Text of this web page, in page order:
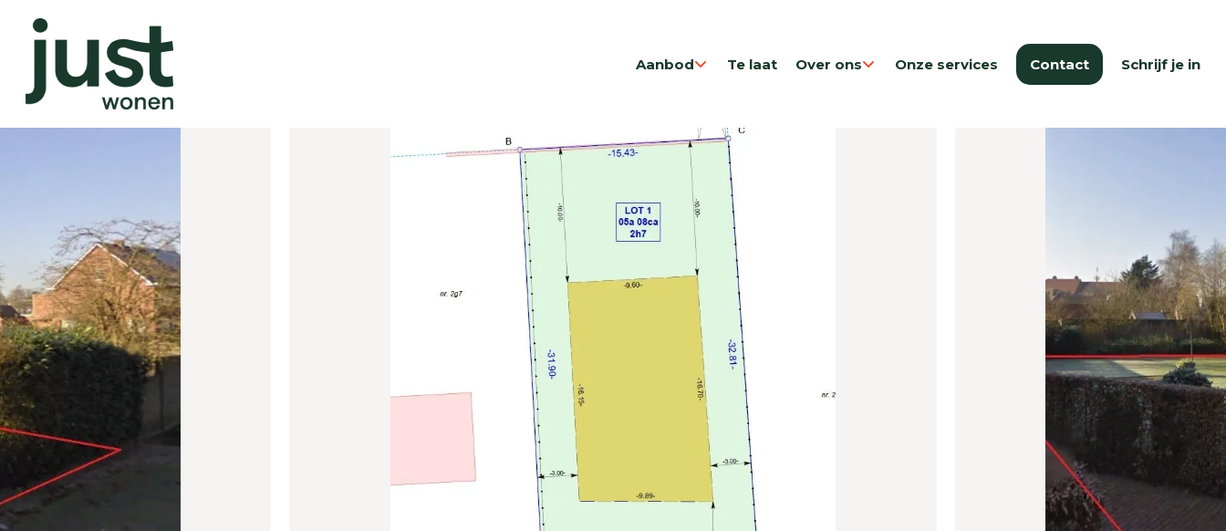
Aanbod Te laat Over ons Onze services Contact Schrijf je in